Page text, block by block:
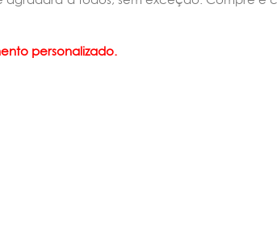
personalizado.